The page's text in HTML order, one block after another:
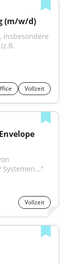
(m/w/d)
insbesondere
Vollzeit
Systemen..."
Vollzeit